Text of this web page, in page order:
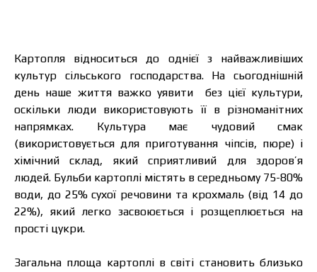
Картопля відноситься до однієї з найважливіших
культур сільського господарства. На сьогоднішній
день наше життя важко уявити без цієї культури,
оскільки люди використовують її в різноманітних
напрямках. Культура має чудовий смак
(використовується для приготування чіпсів, пюре) і
хімічний склад, який сприятливий для здоров’я
людей. Бульби картоплі містять в середньому 75-80%
води, до 25% сухої речовини та крохмаль (від 14 до
22%), який легко засвоюється і розщеплюється на
прості цукри.
Загальна площа картоплі в світі становить близько